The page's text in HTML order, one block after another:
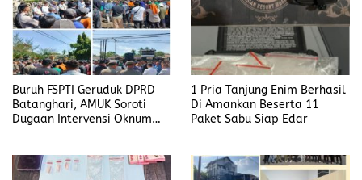
Buruh FSPTI Geruduk DPRD
Batanghari, AMUK Soroti
Dugaan Intervensi Oknum
1 Pria Tanjung Enim Berhasil
Di Amankan Beserta 11
Paket Sabu Siap Edar